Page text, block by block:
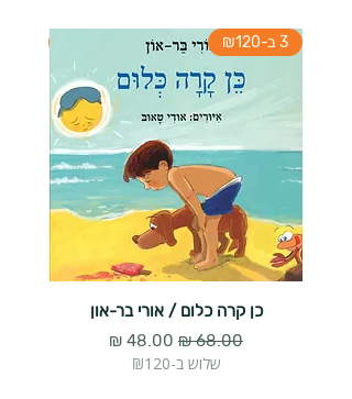
3 ב-₪120
כן קרה כלום / אורי בר-און
מחיר רגיל מחיר מבצע
שלוש ב-₪120